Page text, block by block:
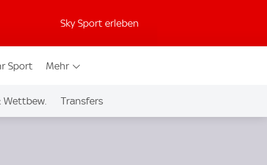
Sky Sport erleben
Sport Mehr
Wettbew. Transfers